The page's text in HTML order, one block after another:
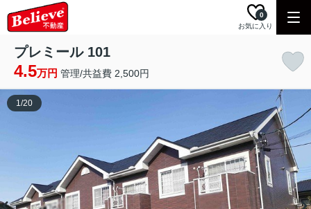
お気に入り
0
プレミール 101
4.5万円 管理/共益費 2,500円
1/20